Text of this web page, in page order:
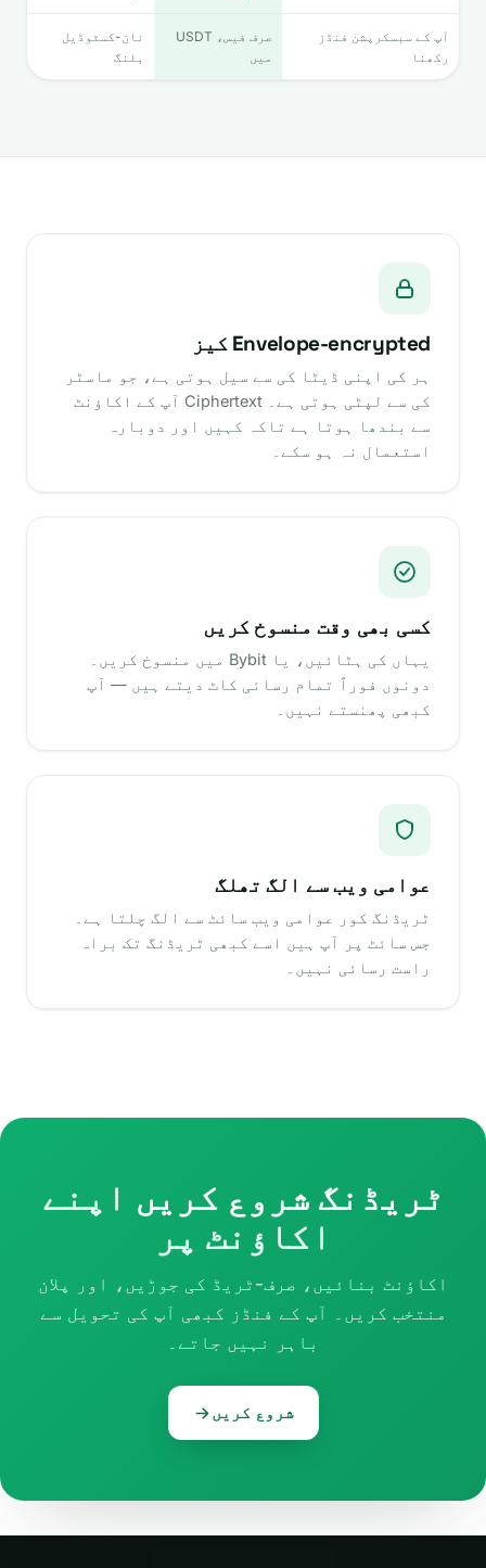
آپ کے سبسکرپشن فنڈز
رکھنا
صرف فیس، USDT
میں
نان-کسٹوڈیل
بلنگ
Envelope-encrypted کیز
ہر کی اپنی ڈیٹا کی سے سیل ہوتی ہے، جو ماسٹر
کی سے لپٹی ہوتی ہے۔ Ciphertext آپ کے اکاؤنٹ
سے بندھا ہوتا ہے تاکہ کہیں اور دوبارہ
استعمال نہ ہو سکے۔
کسی بھی وقت منسوخ کریں
یہاں کی ہٹائیں، یا Bybit میں منسوخ کریں۔
دونوں فوراً تمام رسائی کاٹ دیتے ہیں — آپ
کبھی پھنستے نہیں۔
عوامی ویب سے الگ تھلگ
ٹریڈنگ کور عوامی ویب سائٹ سے الگ چلتا ہے۔
جس سائٹ پر آپ ہیں اسے کبھی ٹریڈنگ تک براہ
راست رسائی نہیں۔
ٹریڈنگ شروع کریں اپنے
اکاؤنٹ پر
اکاؤنٹ بنائیں، صرف-ٹریڈ کی جوڑیں، اور پلان
منتخب کریں۔ آپ کے فنڈز کبھی آپ کی تحویل سے
باہر نہیں جاتے۔
شروع کریں